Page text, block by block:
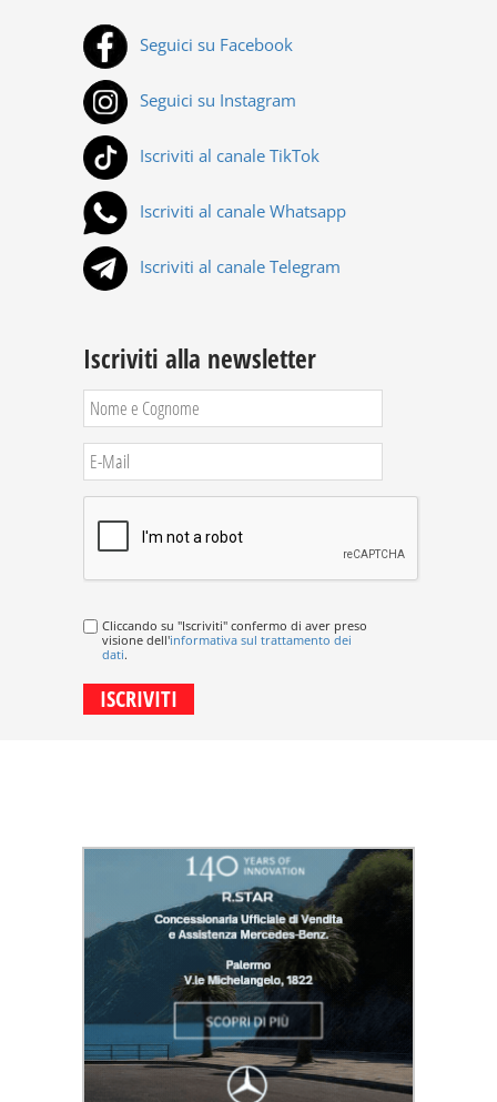
Seguici su Facebook
Seguici su Instagram
Iscriviti al canale TikTok
Iscriviti al canale Whatsapp
Iscriviti al canale Telegram
Iscriviti alla newsletter
Cliccando su "Iscriviti" confermo di aver preso
visione dell'informativa sul trattamento dei
dati.